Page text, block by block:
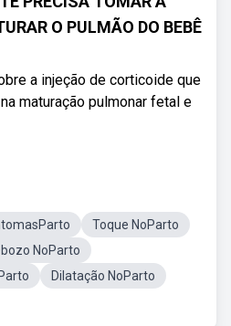
O PULMÃO DO BEBÊ
a injeção de corticoide que
maturação pulmonar fetal e
Toque NoParto
NoParto
Dilatação NoParto